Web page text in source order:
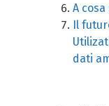
A
Il
dati